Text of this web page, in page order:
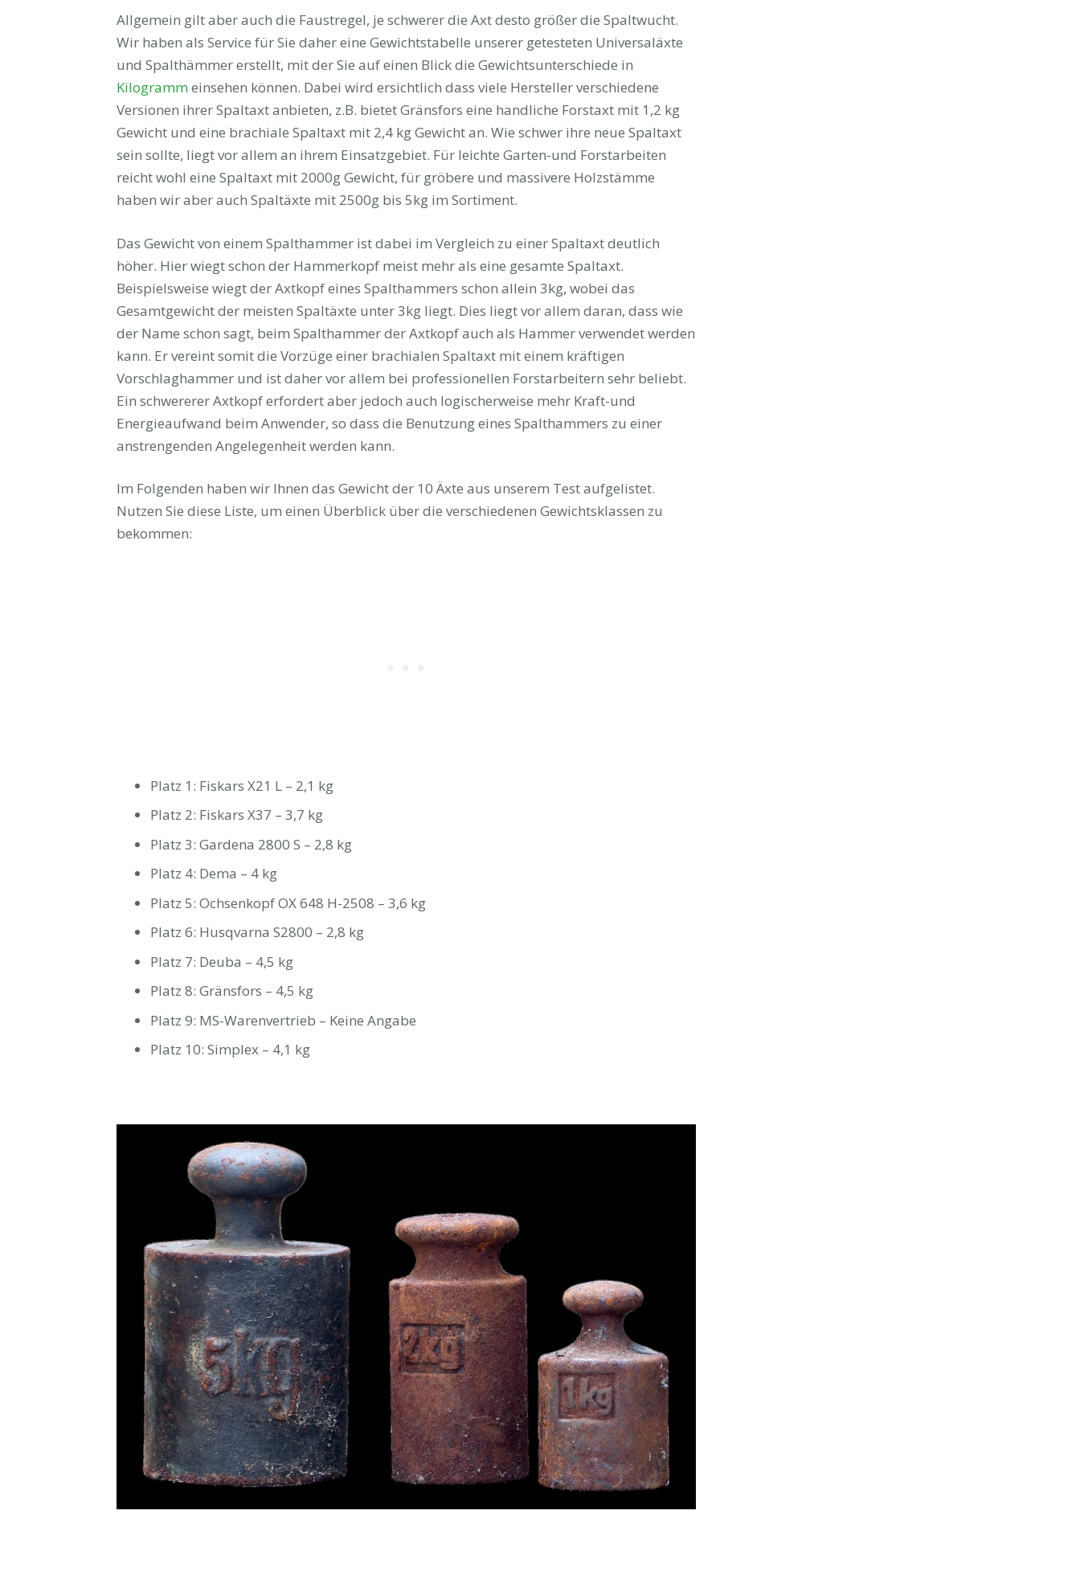
Allgemein gilt aber auch die Faustregel, je schwerer die Axt desto größer die Spaltwucht.
Wir haben als Service für Sie daher eine Gewichtstabelle unserer getesteten Universaläxte
und Spalthämmer erstellt, mit der Sie auf einen Blick die Gewichtsunterschiede in
Kilogrammeinsehen können. Dabei wird ersichtlich dass viele Hersteller verschiedene
Versionen ihrer Spaltaxt anbieten, z.B. bietet Gränsfors eine handliche Forstaxt mit 1,2 kg
Gewicht und eine brachiale Spaltaxt mit 2,4 kg Gewicht an. Wie schwer ihre neue Spaltaxt
sein sollte, liegt vor allem an ihrem Einsatzgebiet. Für leichte Garten-und Forstarbeiten
reicht wohl eine Spaltaxt mit 2000g Gewicht, für gröbere und massivere Holzstämme
haben wir aber auch Spaltäxte mit 2500g bis 5kg im Sortiment.
Das Gewicht von einem Spalthammer ist dabei im Vergleich zu einer Spaltaxt deutlich
höher. Hier wiegt schon der Hammerkopf meist mehr als eine gesamte Spaltaxt.
Beispielsweise wiegt der Axtkopf eines Spalthammers schon allein 3kg, wobei das
Gesamtgewicht der meisten Spaltäxte unter 3kg liegt. Dies liegt vor allem daran, dass wie
der Name schon sagt, beim Spalthammer der Axtkopf auch als Hammer verwendet werden
kann. Er vereint somit die Vorzüge einer brachialen Spaltaxt mit einem kräftigen
Vorschlaghammer und ist daher vor allem bei professionellen Forstarbeitern sehr beliebt.
Ein schwererer Axtkopf erfordert aber jedoch auch logischerweise mehr Kraft-und
Energieaufwand beim Anwender, so dass die Benutzung eines Spalthammers zu einer
anstrengenden Angelegenheit werden kann.
Im Folgenden haben wir Ihnen das Gewicht der 10 Äxte aus unserem Test aufgelistet.
Nutzen Sie diese Liste, um einen Überblick über die verschiedenen Gewichtsklassen zu
bekommen:
Platz 1: Fiskars X21 L – 2,1 kg
Platz 2: Fiskars X37 – 3,7 kg
Platz 3: Gardena 2800 S – 2,8 kg
Platz 4: Dema – 4 kg
Platz 5: Ochsenkopf OX 648 H-2508 – 3,6 kg
Platz 6: Husqvarna S2800 – 2,8 kg
Platz 7: Deuba – 4,5 kg
Platz 8: Gränsfors – 4,5 kg
Platz 9: MS-Warenvertrieb – Keine Angabe
Platz 10: Simplex – 4,1 kg